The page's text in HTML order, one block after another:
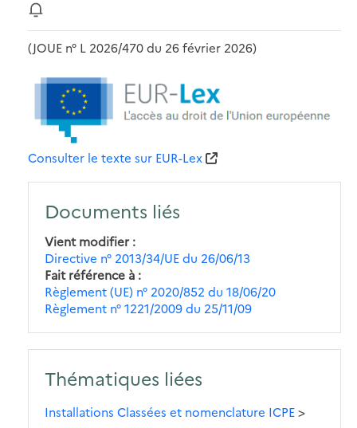
(JOUE n° L 2026/470 du 26 février 2026)
Consulter le texte sur EUR-Lex
Documents liés
Vient modifier
Directive n° 2013/34/UE du 26/06/13
Fait référence à
Règlement (UE) n° 2020/852 du 18/06/20
Règlement n° 1221/2009 du 25/11/09
Thématiques liées
Installations Classées et nomenclature ICPE>